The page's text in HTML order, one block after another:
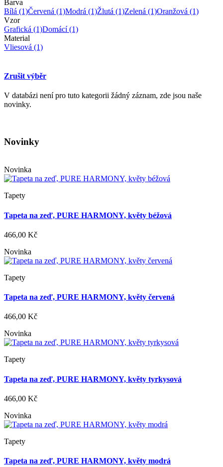
Barva
Bílá (1)Červená (1)Modrá (1)Žlutá (1)Zelená (1)Oranžová (1)
Vzor
Grafická (1)Domácí(1)
Material
Vliesová (1)
Zrušit výběr
V databázi není pro tuto kategorii žádný záznam, zde jsou naše
novinky.
Novinky
Novinka
Tapety
Tapeta na zeď, PURE HARMONY, květy béžová
466,00 Kč
Novinka
Tapety
Tapeta na zeď, PURE HARMONY, květy červená
466,00 Kč
Novinka
Tapety
Tapeta na zeď, PURE HARMONY, květy tyrkysová
466,00 Kč
Novinka
Tapety
Tapeta na zeď, PURE HARMONY, květy modrá